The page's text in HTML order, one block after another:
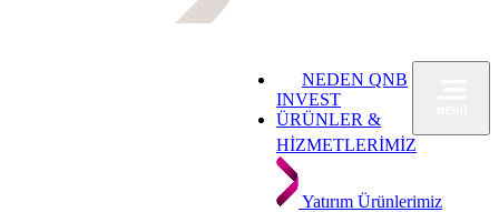
NEDEN QNB
INVEST
ÜRÜNLER &
HİZMETLERİMİZ
Yatırım Ürünlerimiz